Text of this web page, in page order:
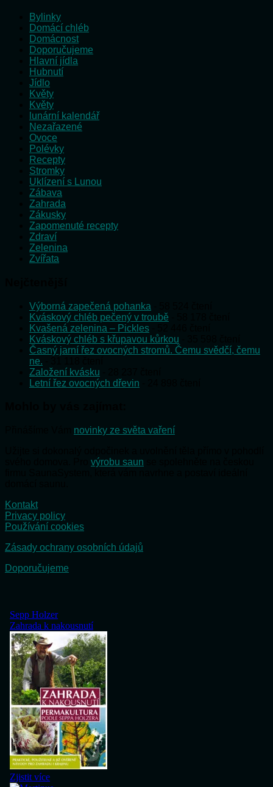
Bylinky
Domácí chléb
Domácnost
Doporučujeme
Hlavní jídla
Hubnutí
Jídlo
Květy
Květy
lunární kalendář
Nezařazené
Ovoce
Polévky
Recepty
Stromky
Uklízení s Lunou
Zábava
Zahrada
Zákusky
Zapomenuté recepty
Zdraví
Zelenina
Zvířata
Výborná zapečená pohanka
Kváskový chléb pečený v troubě
Kvašená zelenina – Pickles
Kváskový chléb s křupavou kůrkou
Časný jarní řez ovocných stromů. Čemu svědčí, čemu
ne.
Založení kvásku
Letní řez ovocných dřevin
novinky ze světa vaření
výrobu saun
Kontakt
Privacy policy
Používání cookies
Zásady ochrany osobních údajů
Doporučujeme